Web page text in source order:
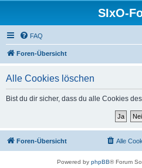
SIxO-
FAQ
Foren-Übersicht
Alle Cookies löschen
Bist du dir sicher, dass du alle Cookies
Foren-Übersicht Alle
Powered by phpBB® Forum